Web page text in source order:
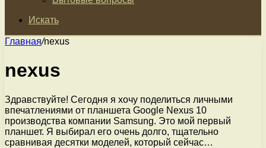
Искать
Главная/nexus
nexus
Здравствуйте! Сегодня я хочу поделиться личными
впечатлениями от планшета Google Nexus 10
производства компании Samsung. Это мой первый
планшет. Я выбирал его очень долго, тщательно
сравнивая десятки моделей, который сейчас…